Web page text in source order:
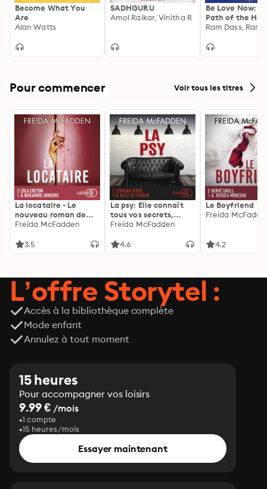
Become What You
Are
Alan Watts
SADHGURU
Amol Raikar, Vinitha R
Be Love Now:
Path of the
Pour commencer Voir tous les titres
La locataire - Le
nouveau roman de
l'autrice de La femme
Freida McFadden
3.5
La psy: Elle connaît
tous vos secrets,
découvrez les siens ...
Freida McFadden
4.6
Le Boyfriend
Freida
4.2
L’offre Storytel :
Accès à la bibliothèque complète
Mode enfant
Annulez à tout moment
15 heures
Pour accompagner vos loisirs
9.99 € /mois
1 compte
15 heures/mois
Essayer maintenant